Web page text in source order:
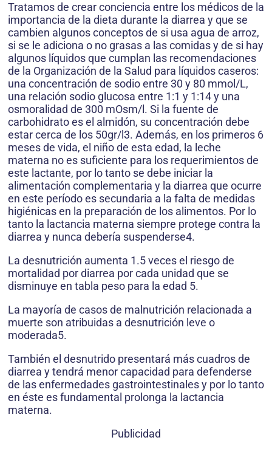
Tratamos de crear conciencia entre los médicos de la
importancia de la dieta durante la diarrea y que se
cambien algunos conceptos de si usa agua de arroz,
si se le adiciona o no grasas a las comidas y de si hay
algunos líquidos que cumplan las recomendaciones
de la Organización de la Salud para líquidos caseros:
una concentración de sodio entre 30 y 80 mmol/L,
una relación sodio glucosa entre 1:1 y 1:14 y una
osmoralidad de 300 mOsm/l. Si la fuente de
carbohidrato es el almidón, su concentración debe
estar cerca de los 50gr/l3. Además, en los primeros 6
meses de vida, el niño de esta edad, la leche
materna no es suficiente para los requerimientos de
este lactante, por lo tanto se debe iniciar la
alimentación complementaria y la diarrea que ocurre
en este período es secundaria a la falta de medidas
higiénicas en la preparación de los alimentos. Por lo
tanto la lactancia materna siempre protege contra la
diarrea y nunca debería suspenderse4.
La desnutrición aumenta 1.5 veces el riesgo de
mortalidad por diarrea por cada unidad que se
disminuye en tabla peso para la edad 5.
La mayoría de casos de malnutrición relacionada a
muerte son atribuidas a desnutrición leve o
moderada5.
También el desnutrido presentará más cuadros de
diarrea y tendrá menor capacidad para defenderse
de las enfermedades gastrointestinales y por lo tanto
en éste es fundamental prolonga la lactancia
materna.
Publicidad